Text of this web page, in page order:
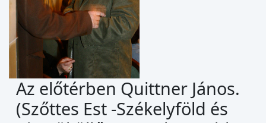
Az előtérben Quittner János.
(Szőttes Est -Székelyföld és